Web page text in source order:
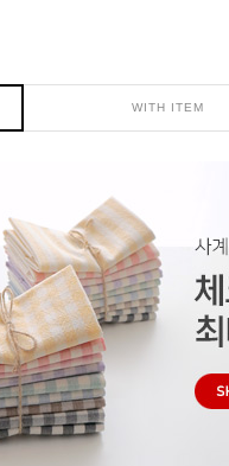
WITH ITEM